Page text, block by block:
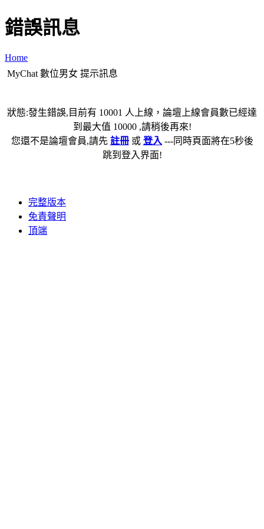
錯誤訊息
Home
MyChat 數位男女 提示訊息
狀態:發生錯誤,目前有 10001 人上線，論壇上線會員數已經達
到最大值 10000 ,請稍後再來!
您還不是論壇會員,請先 註冊或 登入 ---同時頁面將在5秒後
跳到登入界面!
完整版本
免責聲明
頂端